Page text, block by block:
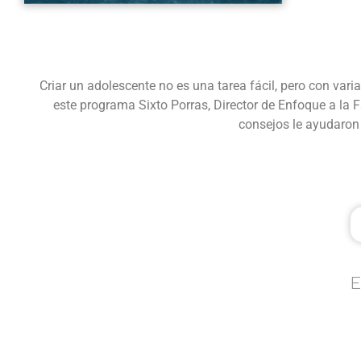
Criar un adolescente no es una tarea fácil, pero con
este programa Sixto Porras, Director de Enfoque a
consejos le